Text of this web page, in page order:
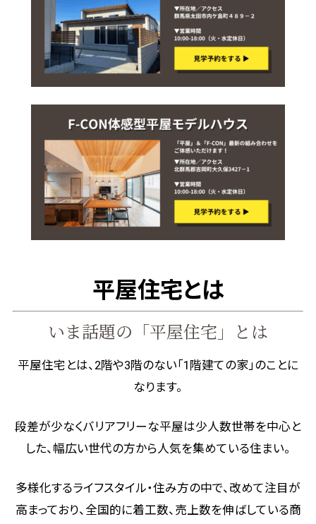
平屋住宅とは
いま話題の「平屋住宅」とは
平屋住宅とは、2階や3階のない「1階建ての家」のことに
なります。
段差が少なくバリアフリーな平屋は少人数世帯を中心と
した、幅広い世代の方から人気を集めている住まい。
多様化するライフスタイル・住み方の中で、改めて注目が
高まっており、全国的に着工数、売上数を伸ばしている商